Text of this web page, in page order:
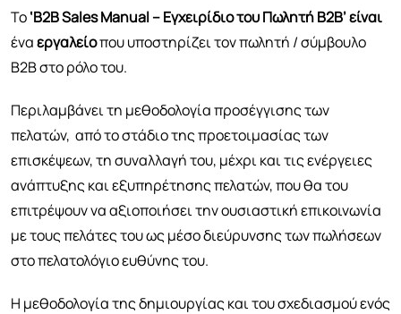
Το‘B2B Sales Manual– Εγχειρίδιο του Πωλητή Β2Β’ είναι
έναεργαλείοπου υποστηρίζει τον πωλητή / σύμβουλο
Β2Β στο ρόλο του.
Περιλαμβάνει τη μεθοδολογία προσέγγισης των
πελατών, από το στάδιο της προετοιμασίας των
επισκέψεων, τη συναλλαγή του, μέχρι και τις ενέργειες
ανάπτυξης και εξυπηρέτησης πελατών, που θα του
επιτρέψουν να αξιοποιήσει την ουσιαστική επικοινωνία
με τους πελάτες του ως μέσο διεύρυνσης των πωλήσεων
στο πελατολόγιο ευθύνης του.
Η μεθοδολογία της δημιουργίας και του σχεδιασμού ενός